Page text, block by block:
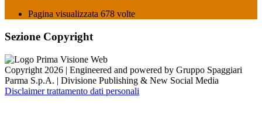
Pagina visualizzata 678 volte
Sezione Copyright
Copyright 2026 | Engineered and powered by Gruppo Spaggiari
Parma S.p.A. | Divisione Publishing & New Social Media
Disclaimer trattamento dati personali